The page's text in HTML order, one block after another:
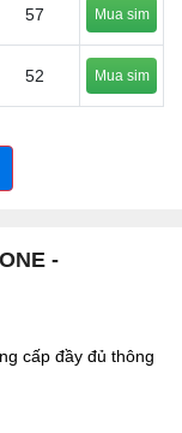
57 Mua sim
52 Mua sim
-
cấp đầy đủ thông